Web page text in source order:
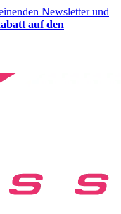
Newsletter und
auf den